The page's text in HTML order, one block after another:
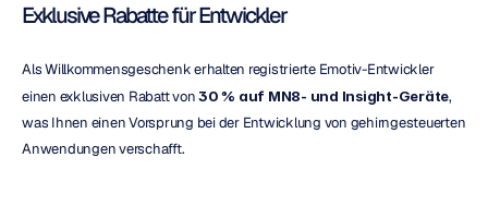
Exklusive Rabatte für Entwickler
Als Willkommensgeschenk erhalten registrierte Emotiv-Entwickler
einen exklusiven Rabatt von 30 % auf MN8- und Insight-Geräte,
was Ihnen einen Vorsprung bei der Entwicklung von gehirngesteuerten
Anwendungen verschafft.